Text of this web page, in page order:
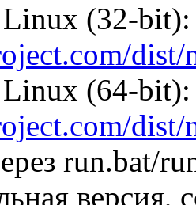
Linux (32-bit):
dist/
Linux (64-bit):
dist/
run.bat/